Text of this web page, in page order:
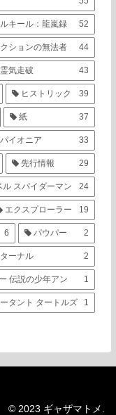
キール：龍嵐録 52
ションの無法者 44
気走破 43
ヒストリック 39
紙 37
イオニア 33
先行情報 29
ル スパイダーマン 24
エクスプローラー 19
6 パウパー 2
ーナル 2
伝説の少年アン 1
タント タートルズ 1
© 2023 ギャザマトメ.